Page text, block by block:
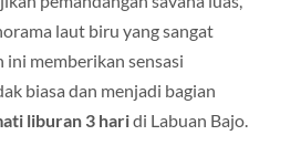
laut biru yang sangat
ini memberikan sensasi
biasa dan menjadi bagian
liburan 3 haridi Labuan Bajo.